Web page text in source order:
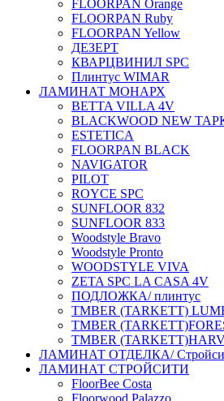
FLOORPAN Orange
FLOORPAN Ruby
FLOORPAN Yellow
ДЕЗЕРТ
КВАРЦВИНИЛ SPC
Плинтус WIMAR
ЛАМИНАТ МОНАРХ
BETTA VILLA 4V
BLACKWOOD NEW
ESTETICA
FLOORPAN BLACK
NAVIGATOR
PILOT
ROYCE SPC
SUNFLOOR 832
SUNFLOOR 833
Woodstyle Bravo
Woodstyle Pronto
WOODSTYLE VIVA
ZETA SPC LA CASA 4V
ПОДЛОЖКА/ плинтус
ТMBER (TARKETT)
ТMBER
ТMBER
ЛАМИНАТ ОТДЕЛКА/
ЛАМИНАТ СТРОЙСИТИ
FloorBee Costa
Floorwood Palazzo